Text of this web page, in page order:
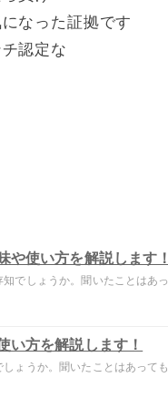
なった証拠です
認定な
や使い方を解説します！
知でしょうか。聞いたことはあ
い方を解説します！
しょうか。聞いたことはあって